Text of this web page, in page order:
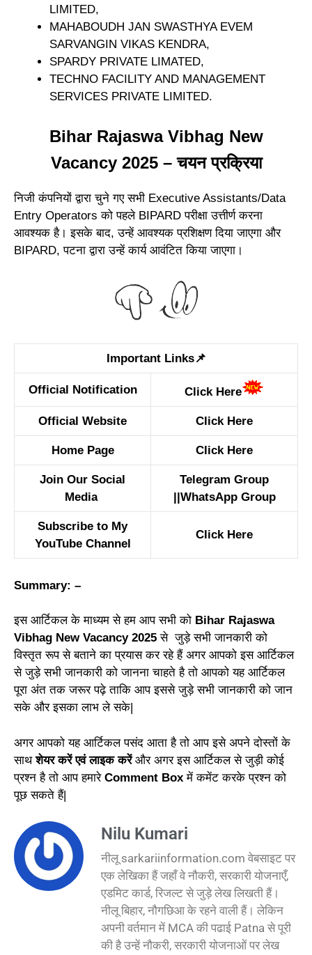
LIMITED,
MAHABOUDH JAN SWASTHYA EVEM
SARVANGIN VIKAS KENDRA,
SPARDY PRIVATE LIMATED,
TECHNO FACILITY AND MANAGEMENT
SERVICES PRIVATE LIMITED.
Bihar Rajaswa Vibhag New
Vacancy 2025 – चयन प्रक्रिया
निजी कंपनियों द्वारा चुने गए सभी Executive Assistants/Data
Entry Operators को पहले BIPARD परीक्षा उत्तीर्ण करना
आवश्यक है। इसके बाद, उन्हें आवश्यक प्रशिक्षण दिया जाएगा और
BIPARD, पटना द्वारा उन्हें कार्य आवंटित किया जाएगा।
Important Links📌
Official Notification Click Here
Official Website Click Here
Home Page Click Here
Join Our Social
Media
Telegram Group
WhatsApp Group
Subscribe to My
YouTube Channel
Click Here
Summary: –
इस आर्टिकल के माध्यम से हम आप सभी को Bihar Rajaswa
Vibhag New Vacancy 2025 से जुड़े सभी जानकारी को
विस्तृत रूप से बताने का प्रयास कर रहे हैं अगर आपको इस आर्टिकल
से जुड़े सभी जानकारी को जानना चाहते है तो आपको यह आर्टिकल
पूरा अंत तक जरूर पढ़े ताकि आप इससे जुड़े सभी जानकारी को जान
सके और इसका लाभ ले सके|
अगर आपको यह आर्टिकल पसंद आता है तो आप इसे अपने दोस्तों के
साथशेयर करें एवं लाइक करेंऔर अगर इस आर्टिकल से जुड़ी कोई
प्रश्न है तो आप हमारेComment Box में कमेंट करके प्रश्न को
पूछ सकते हैं|
Nilu Kumari
नीलू sarkariinformation.com वेबसाइट पर
एक लेखिका हैं जहाँ वे नौकरी, सरकारी योजनाएँ,
एडमिट कार्ड, रिजल्ट से जुड़े लेख लिखती हैं।
नीलू बिहार, नौगछिआ के रहने वाली हैं। लेकिन
अपनी वर्तमान में MCA की पढाई Patna से पूरी
की है उन्हें नौकरी, सरकारी योजनाओं पर लेख